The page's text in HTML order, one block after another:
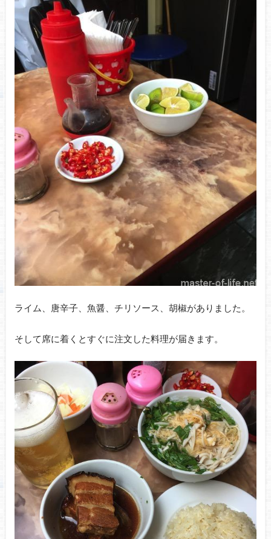
ライム、唐辛子、魚醤、チリソース、胡椒がありました。
そして席に着くとすぐに注文した料理が届きます。